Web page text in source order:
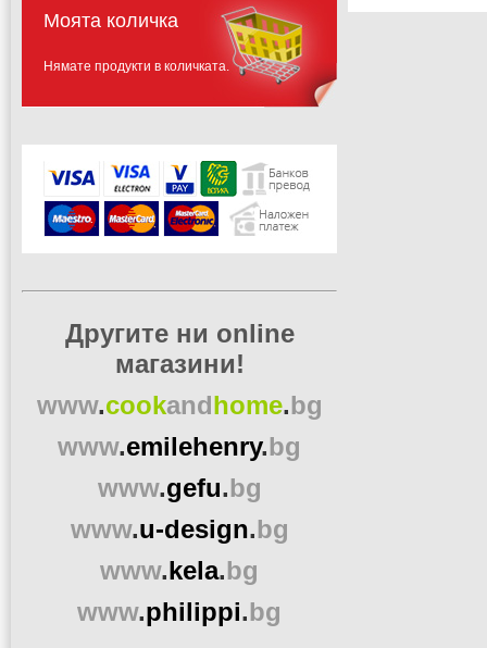
Моята количка
Нямате продукти в количката.
Другите ни online
магазини!
www.cookandhome.bg
www.emilehenry.bg
www.gefu.bg
www.u-design.bg
www.kela.bg
www.philippi.bg